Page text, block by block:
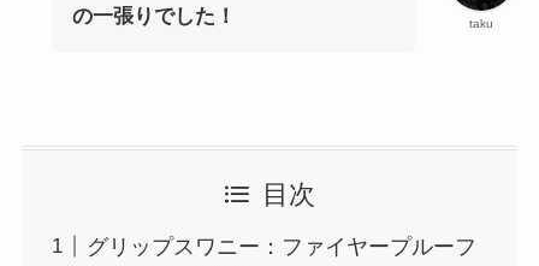
taku
の一張りでした！
目次
グリップスワニー：ファイヤープルーフ